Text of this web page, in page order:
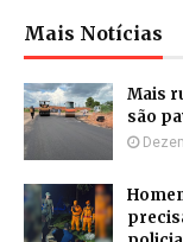
Mais Notícias
Mais
são